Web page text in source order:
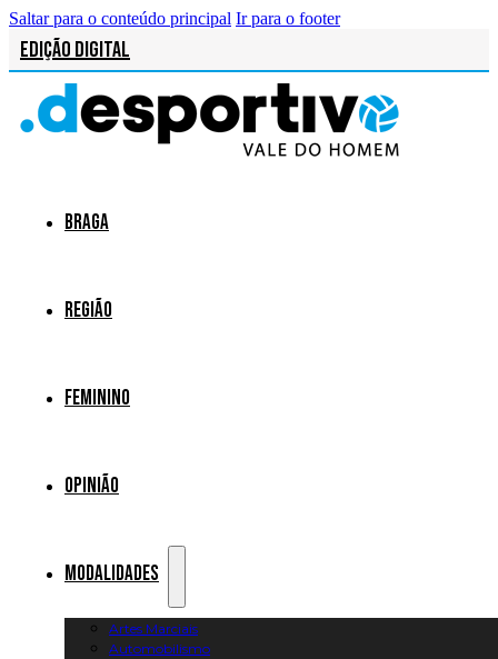
Saltar para o conteúdo principal Ir para o footer
Edição Digital
Braga
Região
Feminino
Opinião
Modalidades
Artes Marciais
Automobilismo